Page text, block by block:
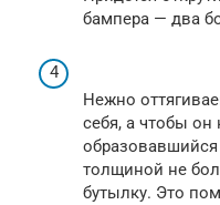
бампера — два
Нежно
себя, а чтобы он
толщиной не
бутылку. Это